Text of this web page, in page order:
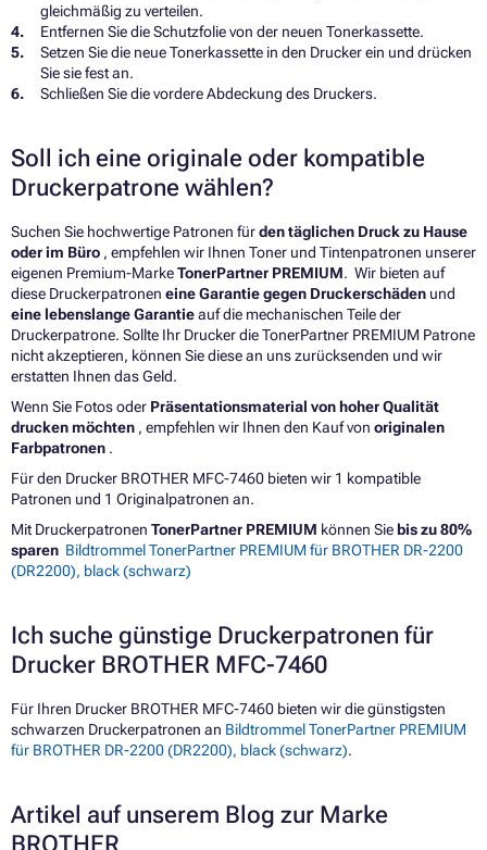
gleichmäßig zu verteilen.
Entfernen Sie die Schutzfolie von der neuen Tonerkassette.
Setzen Sie die neue Tonerkassette in den Drucker ein und drücken
Sie sie fest an.
Schließen Sie die vordere Abdeckung des Druckers.
Soll ich eine originale oder kompatible
Druckerpatrone wählen?
Suchen Sie hochwertige Patronen fürden täglichen Druck zu Hause
oder im Büro , empfehlen wir Ihnen Toner und Tintenpatronen unserer
eigenen Premium-MarkeTonerPartner PREMIUM. Wir bieten auf
diese Druckerpatronen eine Garantie gegen Druckerschäden und
eine lebenslange Garantieauf die mechanischen Teile der
Druckerpatrone. Sollte Ihr Drucker die TonerPartner PREMIUM Patrone
nicht akzeptieren, können Sie diese an uns zurücksenden und wir
erstatten Ihnen das Geld.
Wenn Sie Fotos oder Präsentationsmaterial von hoher Qualität
drucken möchten , empfehlen wir Ihnen den Kauf von originalen
Farbpatronen .
Für den Drucker BROTHER MFC-7460 bieten wir 1 kompatible
Patronen und 1 Originalpatronen an.
Mit Druckerpatronen TonerPartner PREMIUM können Sie bis zu 80%
sparen Bildtrommel TonerPartner PREMIUM für BROTHER DR-2200
(DR2200), black (schwarz)
Ich suche günstige Druckerpatronen für
Drucker BROTHER MFC-7460
Für Ihren Drucker BROTHER MFC-7460 bieten wir die günstigsten
schwarzen Druckerpatronen an Bildtrommel TonerPartner PREMIUM
für BROTHER DR-2200 (DR2200), black (schwarz).
Artikel auf unserem Blog zur Marke
BROTHER